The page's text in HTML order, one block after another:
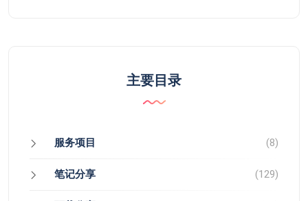
主要目录
服务项目 (8)
笔记分享 (129)